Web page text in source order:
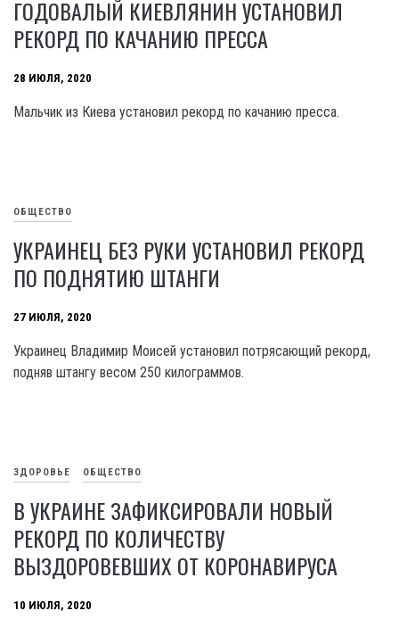
ГОДОВАЛЫЙ КИЕВЛЯНИН УСТАНОВИЛ
РЕКОРД ПО КАЧАНИЮ ПРЕССА
28 ИЮЛЯ, 2020
Мальчик из Киева установил рекорд по качанию пресса.
ОБЩЕСТВО
УКРАИНЕЦ БЕЗ РУКИ УСТАНОВИЛ РЕКОРД
ПО ПОДНЯТИЮ ШТАНГИ
27 ИЮЛЯ, 2020
Украинец Владимир Моисей установил потрясающий рекорд,
подняв штангу весом 250 килограммов.
ЗДОРОВЬЕ ОБЩЕСТВО
В УКРАИНЕ ЗАФИКСИРОВАЛИ НОВЫЙ
РЕКОРД ПО КОЛИЧЕСТВУ
ВЫЗДОРОВЕВШИХ ОТ КОРОНАВИРУСА
10 ИЮЛЯ, 2020